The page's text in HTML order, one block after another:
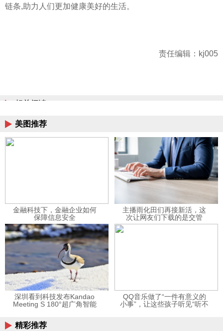
链条,助力人们更加健康美好的生活。
责任编辑：kj005
相关阅读
美图推荐
金融科技下，金融企业如何
保障信息安全
主播雨化田们再接新活，这
次让网友们下载的是交管
12123APP
深圳看到科技发布Kandao
Meeting S 180°超广角智能
QQ音乐做了“一件有意义的
小事”，让这些孩子听见“听不
精彩推荐